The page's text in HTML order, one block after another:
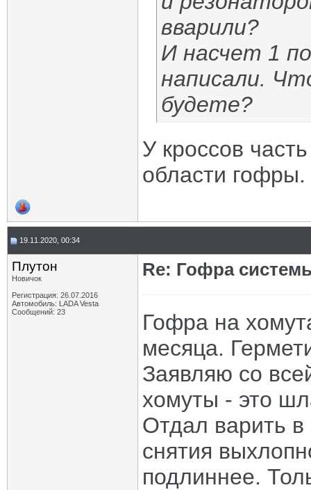
вварили?
И насчет 1
написали.
будете?
У кроссов
области гофры.
19.11.2020, 00:34
Плутон
Новичок
Регистрация: 26.07.2016
Автомобиль: LADA Vesta
Сообщений: 23
Re: Гофра
Гофра на
месяца.
Заявляю со
хомуты - это
Отдал варить
снятия
подлиннее.